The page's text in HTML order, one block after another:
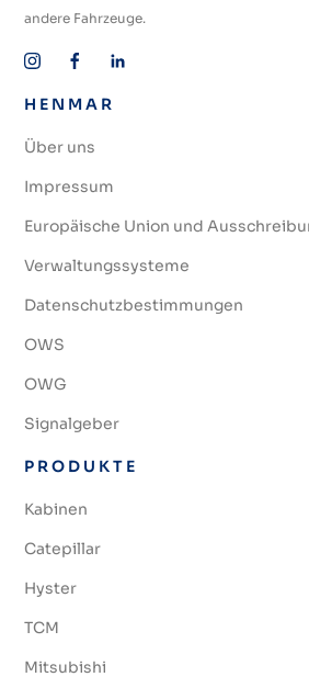
andere Fahrzeuge.
HENMAR
Über uns
Impressum
Europäische Union und
Verwaltungssysteme
Datenschutzbestimmungen
OWS
OWG
Signalgeber
PRODUKTE
Kabinen
Catepillar
Hyster
TCM
Mitsubishi